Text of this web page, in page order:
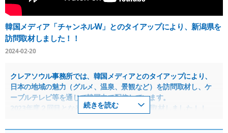
韓国メディア「チャンネルW」とのタイアップにより、新潟県を
訪問取材しました！！
2024-02-20
続きを読む
クレアソウル事務所では、韓国メディアとのタイアップにより、
日本の地域の魅力（グルメ、温泉、景観など）を訪問取材し、ケ
ーブルテレビ等を通じて韓国内で配信しています。
2023年度２回目となる今回は、新潟県を訪問取材しました！！
す。